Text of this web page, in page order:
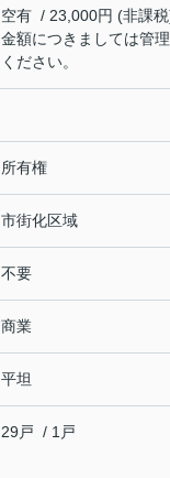
空有 / 23,000円 (非課
金額につきましては管
ください。
所有権
市街化区域
不要
商業
平坦
29戸 / 1戸